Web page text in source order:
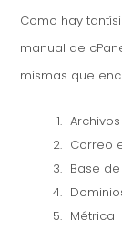
Como hay
manual de
mismas que
Archivos
Correo
Base
Métrica